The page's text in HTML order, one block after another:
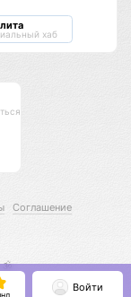
хаб
Соглашение
🕉️
Войти